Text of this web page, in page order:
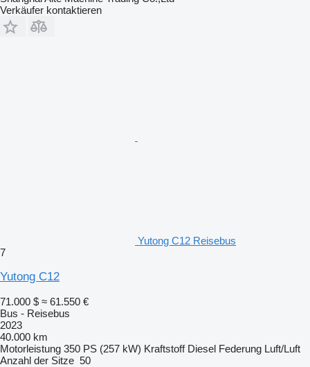
Verkäufer kontaktieren
Yutong C12 Reisebus
7
Yutong C12
71.000 $ ≈ 61.550 €
Bus - Reisebus
2023
40.000 km
Motorleistung 350 PS (257 kW) Kraftstoff Diesel Federung Luft/Luft
Anzahl der Sitze 50